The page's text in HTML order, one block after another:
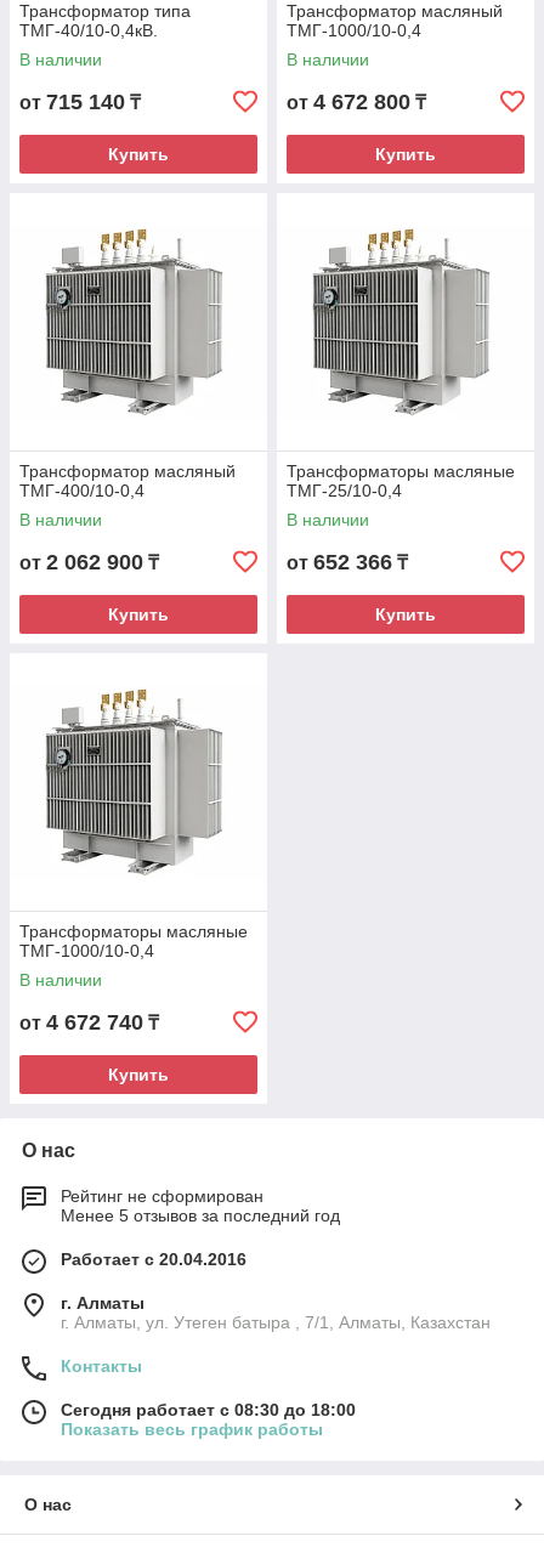
Трансформатор типа
ТМГ-40/10-0,4кВ.
В наличии
от 715 140 ₸
Купить
Трансформатор масляный
ТМГ-1000/10-0,4
В наличии
от 4 672 800 ₸
Купить
Трансформатор масляный
ТМГ-400/10-0,4
В наличии
от 2 062 900 ₸
Купить
Трансформаторы масляные
ТМГ-25/10-0,4
В наличии
от 652 366 ₸
Купить
Трансформаторы масляные
ТМГ-1000/10-0,4
В наличии
от 4 672 740 ₸
Купить
О нас
Рейтинг не сформирован
Менее 5 отзывов за последний год
Работает с 20.04.2016
г. Алматы
г. Алматы, ул. Утеген батыра , 7/1, Алматы, Казахстан
Контакты
Сегодня работает с 08:30 до 18:00
Показать весь график работы
О нас